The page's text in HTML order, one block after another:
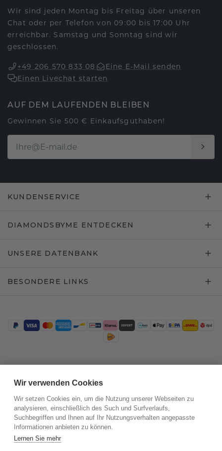
Wir sind jeden Montag bis Freitag über unseren
Chat oder per Telefon von 09:00 bis 17:00 Uhr
erreichbar. Samstag und Sonntag sind wir
geschlossen.
+49 206 570 833 08
Eine E-Mail senden
Einen Livechat starten
AUF DEM LAUFENDEN BLEIBEN
Gewinnen Sie 500 € Einkaufsguthaben!
KUNDENSERVICE
DIAMONDSBYME ENTDECKEN
UNSERE DATENBANK
BESONDERE LINKS
Wir verwenden Cookies
Wir setzen Cookies ein, um die Nutzung unserer Webseiten zu
analysieren, einschließlich des Such und Surfverlaufs,
Suchbegriffen und Ihnen auf Ihr Nutzungsverhalten angepasste
Informationen anbieten zu können.
Lernen Sie mehr